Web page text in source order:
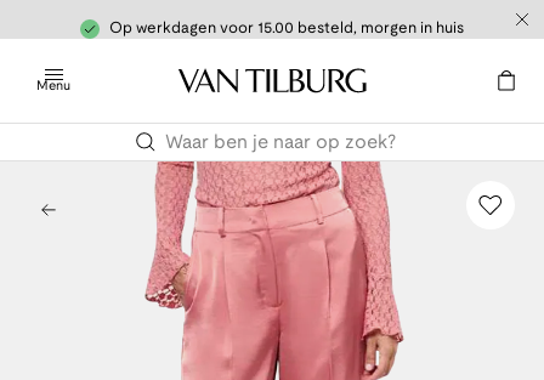
Op werkdagen voor 15.00 besteld, morgen in huis
Menu